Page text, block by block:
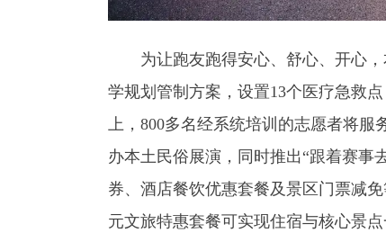
为让跑友跑得安心、舒心、开心，
学规划管制方案，设置13个医疗急救
上，800多名经系统培训的志愿者将服
办本土民俗展演，同时推出“跟着赛事
券、酒店餐饮优惠套餐及景区门票减
元文旅特惠套餐可实现住宿与核心景